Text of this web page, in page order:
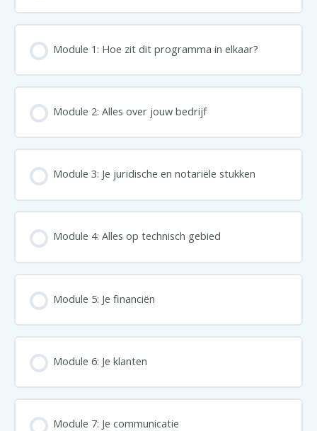
Module 1: Hoe zit dit programma in elkaar?
Module 2: Alles over jouw bedrijf
Module 3: Je juridische en notariële stukken
Module 4: Alles op technisch gebied
Module 5: Je financiën
Module 6: Je klanten
Module 7: Je communicatie